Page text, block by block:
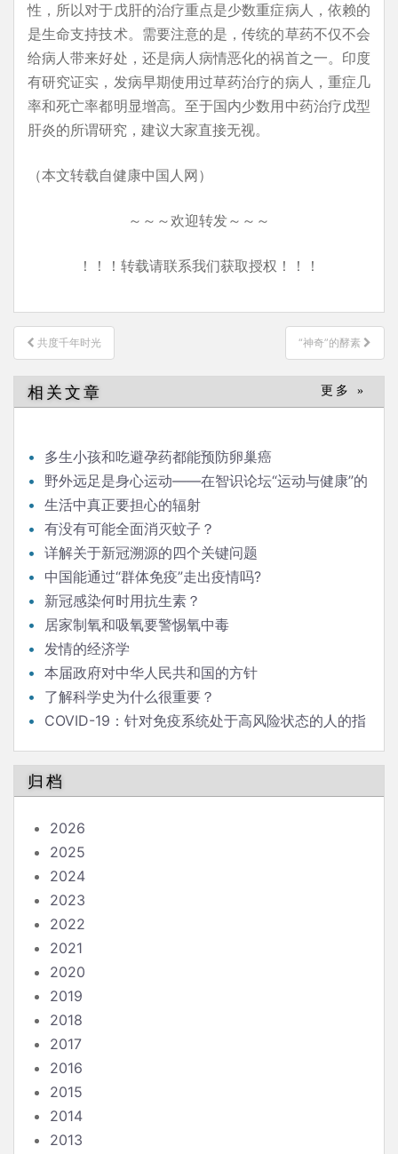
性，所以对于戊肝的治疗重点是少数重症病人，依赖的
是生命支持技术。需要注意的是，传统的草药不仅不会
给病人带来好处，还是病人病情恶化的祸首之一。印度
有研究证实，发病早期使用过草药治疗的病人，重症几
率和死亡率都明显增高。至于国内少数用中药治疗戊型
肝炎的所谓研究，建议大家直接无视。
（本文转载自健康中国人网）
～～～欢迎转发～～～
！！！转载请联系我们获取授权！！！
文
章
导
航
共度千年时光 “神奇”的酵素
相关文章 更多 »
多生小孩和吃避孕药都能预防卵巢癌
野外远足是身心运动——在智识论坛“运动与健康”的
发言生活中真正要担心的辐射
有没有可能全面消灭蚊子？
详解关于新冠溯源的四个关键问题
中国能通过“群体免疫”走出疫情吗?
新冠感染何时用抗生素？
居家制氧和吸氧要警惕氧中毒
发情的经济学
本届政府对中华人民共和国的方针
了解科学史为什么很重要？
COVID-19：针对免疫系统处于高风险状态的人的指
归档
2026
2025
2024
2023
2022
2021
2020
2019
2018
2017
2016
2015
2014
2013